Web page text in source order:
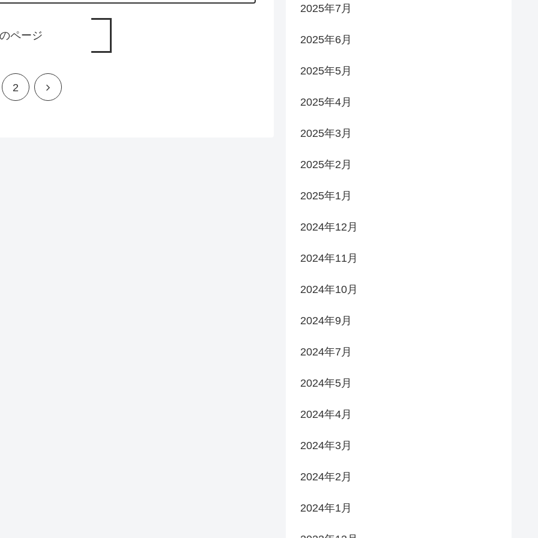
ページ
2 次
2025年7月
2025年6月
2025年5月
2025年4月
2025年3月
2025年2月
2025年1月
2024年12月
2024年11月
2024年10月
2024年9月
2024年7月
2024年5月
2024年4月
2024年3月
2024年2月
2024年1月